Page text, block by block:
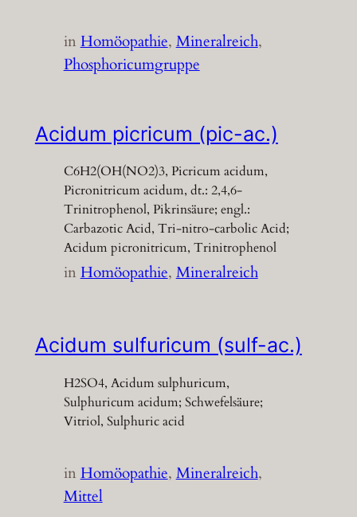
inHomöopathie, Mineralreich
Phosphoricumgruppe
Acidum picricum (pic-ac.)
C6H2(OH(NO2)3, Picricum acidum,
Picronitricum acidum, dt.: 2,4,6-
Trinitrophenol, Pikrinsäure; engl.:
Carbazotic Acid, Tri-nitro-carbolic Acid;
Acidum picronitricum, Trinitrophenol
inHomöopathie, Mineralreich
Acidum sulfuricum (sulf-ac.)
H2SO4, Acidum sulphuricum,
Sulphuricum acidum; Schwefelsäure;
Vitriol, Sulphuric acid
inHomöopathie, Mineralreich
Mittel